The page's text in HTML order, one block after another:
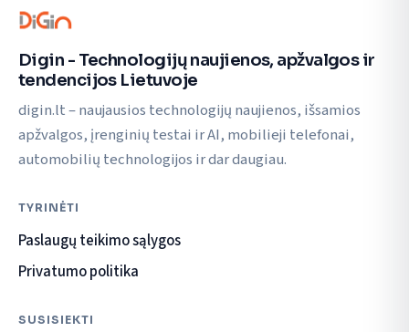
Digin - Technologijų naujienos, apžvalgos ir
tendencijos Lietuvoje
digin.lt – naujausios technologijų naujienos, išsamios
apžvalgos, įrenginių testai ir AI, mobilieji telefonai,
automobilių technologijos ir dar daugiau.
TYRINĖTI
Paslaugų teikimo sąlygos
Privatumo politika
SUSISIEKTI